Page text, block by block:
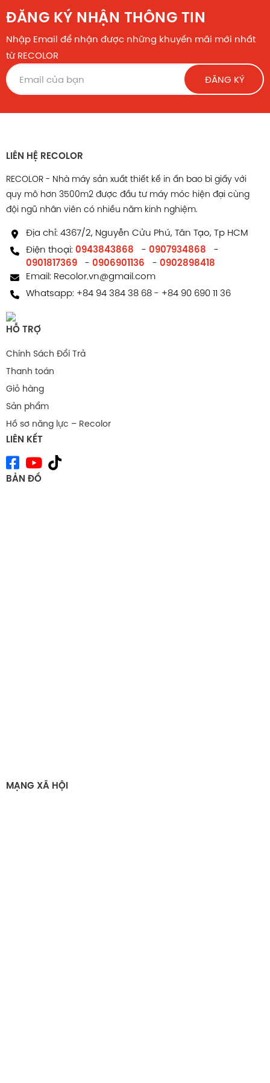
ĐĂNG KÝ NHẬN THÔNG TIN
Nhập Email để nhận được những khuyến mãi mới nhất
từ RECOLOR
ĐĂNG KÝ
LIÊN HỆ RECOLOR
RECOLOR - Nhà máy sản xuất thiết kế in ấn bao bì giấy với
quy mô hơn 3500m2 được đầu tư máy móc hiện đại cùng
đội ngũ nhân viên có nhiều năm kinh nghiệm.
Địa chỉ: 4367/2, Nguyễn Cửu Phú, Tân Tạo, Tp HCM
Điện thoại: 0943843868 - 0907934868
-
0901817369
- 0906901136 - 0902898418
Email: Recolor.vn@gmail.com
Whatsapp: +84 94 384 38 68- +84 90 690 11 36
HỖ TRỢ
Chính Sách Đổi Trả
Thanh toán
Giỏ hàng
Sản phẩm
Hồ sơ năng lực – Recolor
LIÊN KẾT
BẢN ĐỒ
MẠNG XÃ HỘI